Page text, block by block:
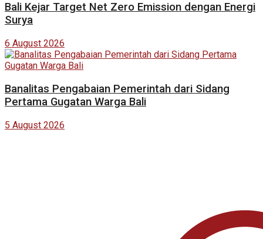
Bali Kejar Target Net Zero Emission dengan Energi
Surya
6 August 2026
Banalitas Pengabaian Pemerintah dari Sidang
Pertama Gugatan Warga Bali
5 August 2026